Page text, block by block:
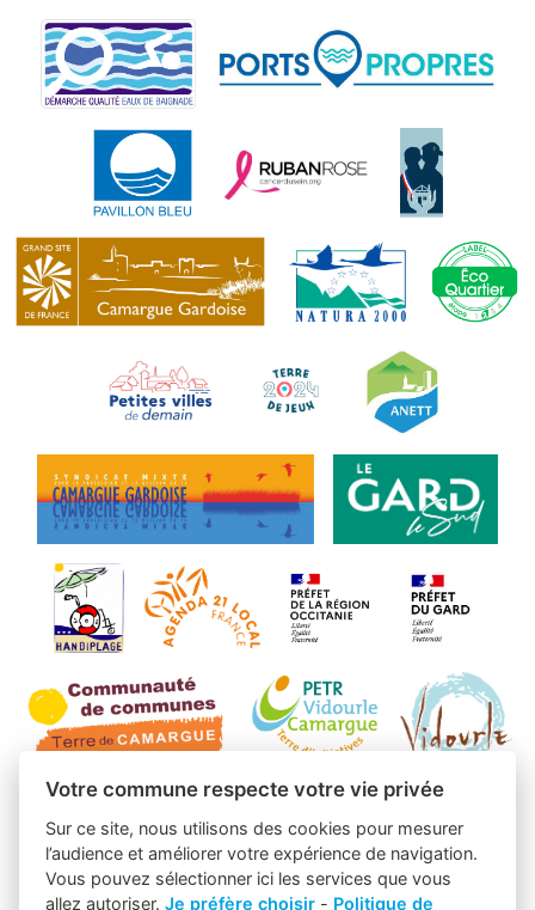
Votre commune respecte votre vie privée
Sur ce site, nous utilisons des cookies pour mesurer
l’audience et améliorer votre expérience de navigation.
Vous pouvez sélectionner ici les services que vous
allez autoriser.Je préfère choisir - Politique de